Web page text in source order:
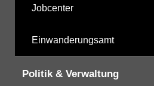
Jobcenter
Einwanderungsamt
Politik & Verwaltung